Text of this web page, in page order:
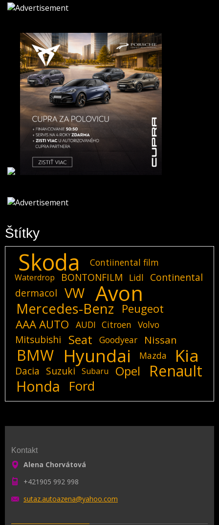
Štítky
Skoda Contiinental film
Waterdrop BONTONFILM Lidl
Continental
dermacol
VW Avon
Mercedes-Benz
Peugeot
AAA AUTO
AUDI Citroen Volvo
Mitsubishi Seat Goodyear Nissan
BMW Hyundai Mazda Kia
Dacia Suzuki Subaru Opel Renault
Honda Ford
Kontakt
Alena Chorvátová
+421905 992 998
sutaz.autoazena@yahoo.com